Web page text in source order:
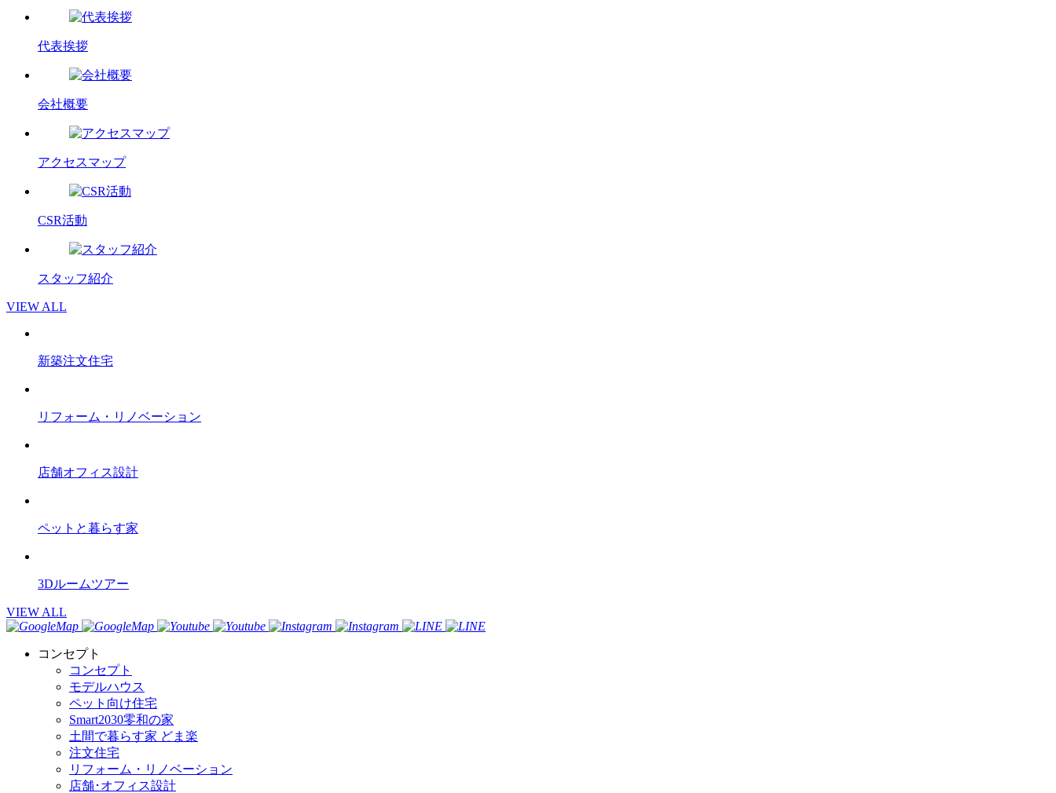
代表挨拶
会社概要
アクセスマップ
CSR活動
スタッフ紹介
VIEW ALL
新築注文住宅
リフォーム・リノベーション
店舗オフィス設計
ペットと暮らす家
3Dルームツアー
VIEW ALL
コンセプト
コンセプト
モデルハウス
ペット向け住宅
Smart2030零和の家
土間で暮らす家 どま楽
注文住宅
リフォーム・リノベーション
店舗･オフィス設計